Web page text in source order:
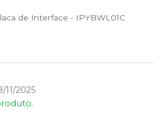
de Interface - IPYBWL01C
11/2025